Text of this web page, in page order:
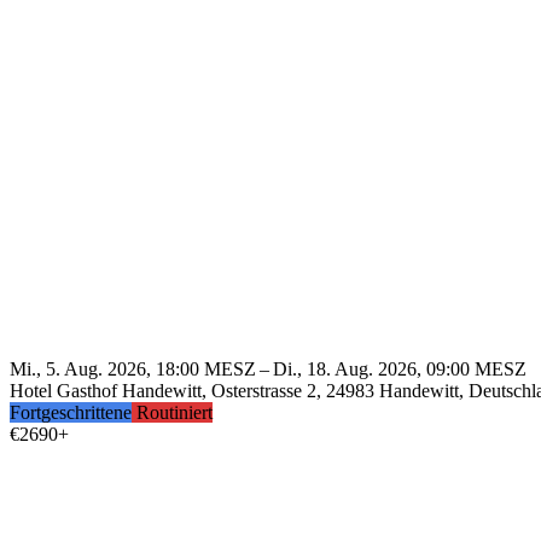
Mi., 5. Aug. 2026, 18:00 MESZ – Di., 18. Aug. 2026, 09:00 MESZ
Hotel Gasthof Handewitt, Osterstrasse 2, 24983 Handewitt,
Fortgeschrittene Routiniert
€2690+